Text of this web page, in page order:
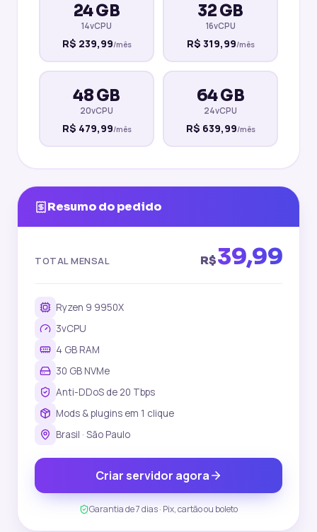
24 GB
14vCPU
R$ 239,99/mês
32 GB
16vCPU
R$ 319,99/mês
48 GB
20vCPU
R$ 479,99/mês
64 GB
24vCPU
R$ 639,99/mês
Resumo do pedido
TOTAL MENSAL R$39,99
Ryzen 9 9950X
3vCPU
4 GB RAM
30 GB NVMe
Anti-DDoS de 20 Tbps
Mods & plugins em 1 clique
Brasil · São Paulo
Criar servidor agora
Garantia de 7 dias · Pix, cartão ou boleto